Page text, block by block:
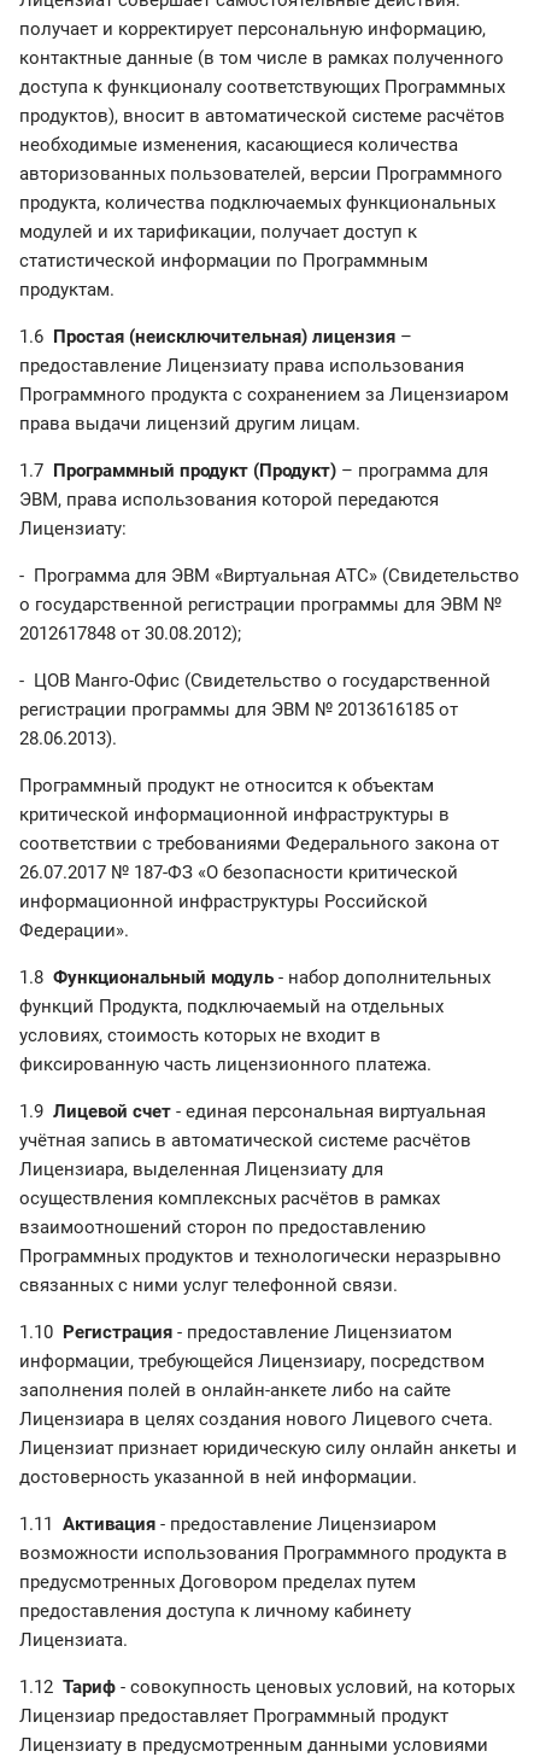
получает и корректирует персональную информацию,
контактные данные (в том числе в рамках полученного
доступа к функционалу соответствующих Программных
продуктов), вносит в автоматической системе расчётов
необходимые изменения, касающиеся количества
авторизованных пользователей, версии Программного
продукта, количества подключаемых функциональных
модулей и их тарификации, получает доступ к
статистической информации по Программным
продуктам.
1.6 Простая (неисключительная) лицензия –
предоставление Лицензиату права использования
Программного продукта с сохранением за Лицензиаром
права выдачи лицензий другим лицам.
1.7 Программный продукт (Продукт) – программа для
ЭВМ, права использования которой передаются
Лицензиату:
- Программа для ЭВМ «Виртуальная АТС» (Свидетельство
о государственной регистрации программы для ЭВМ №
2012617848 от 30.08.2012);
- ЦОВ Манго-Офис (Свидетельство о государственной
регистрации программы для ЭВМ № 2013616185 от
28.06.2013).
Программный продукт не относится к объектам
критической информационной инфраструктуры в
соответствии с требованиями Федерального закона от
26.07.2017 № 187-ФЗ «О безопасности критической
информационной инфраструктуры Российской
Федерации».
1.8 Функциональный модуль - набор дополнительных
функций Продукта, подключаемый на отдельных
условиях, стоимость которых не входит в
фиксированную часть лицензионного платежа.
1.9 Лицевой счет - единая персональная виртуальная
учётная запись в автоматической системе расчётов
Лицензиара, выделенная Лицензиату для
осуществления комплексных расчётов в рамках
взаимоотношений сторон по предоставлению
Программных продуктов и технологически неразрывно
связанных с ними услуг телефонной связи.
1.10 Регистрация - предоставление Лицензиатом
информации, требующейся Лицензиару, посредством
заполнения полей в онлайн-анкете либо на сайте
Лицензиара в целях создания нового Лицевого счета.
Лицензиат признает юридическую силу онлайн анкеты и
достоверность указанной в ней информации.
1.11 Активация - предоставление Лицензиаром
возможности использования Программного продукта в
предусмотренных Договором пределах путем
предоставления доступа к личному кабинету
Лицензиата.
1.12 Тариф - совокупность ценовых условий, на которых
Лицензиар предоставляет Программный продукт
Лицензиату в предусмотренным данными условиями